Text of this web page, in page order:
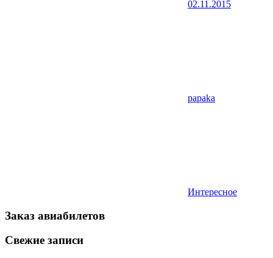
02.11.2015
papaka
Интересное
Заказ авиабилетов
Свежие записи